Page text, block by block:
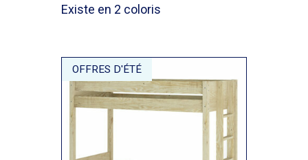
Existe en 2 coloris
OFFRES D'ÉTÉ